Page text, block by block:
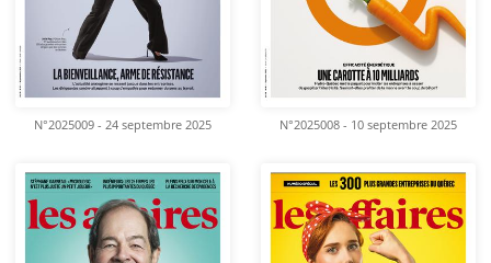
N°2025009 - 24 septembre 2025 N°2025008 - 10 septembre 2025